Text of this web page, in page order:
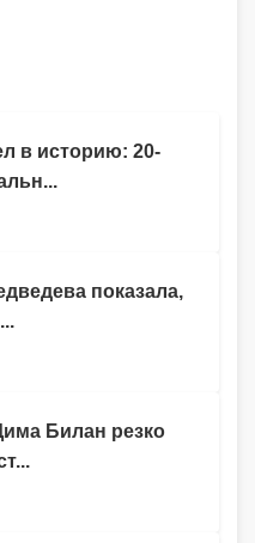
в историю: 20-
показала,
Билан резко